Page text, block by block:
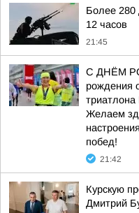
Более 280
12 часов
21:45
С ДНЁМ
рождения
Желаем
побед!
21:42
Курскую
Дмитрий